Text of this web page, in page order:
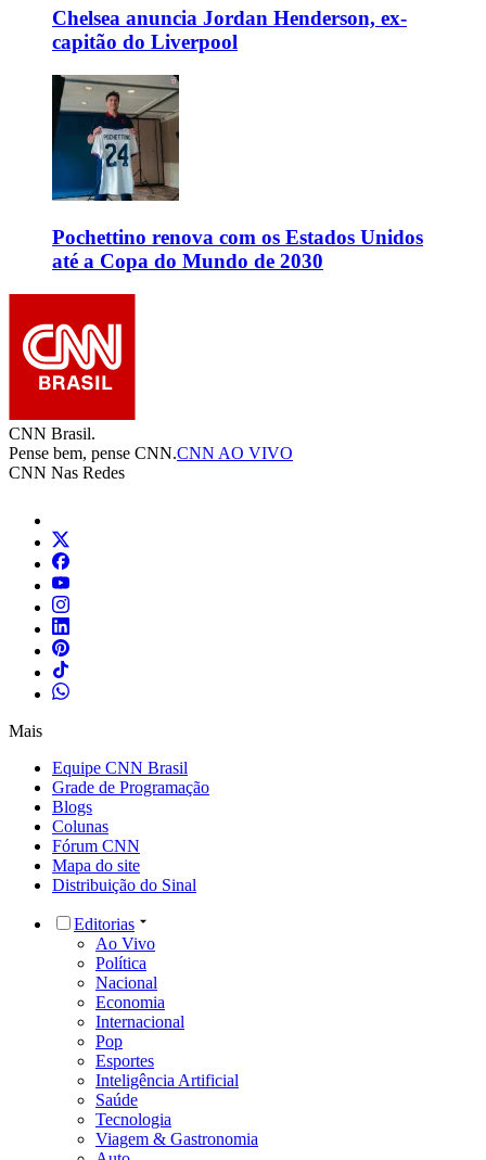
Chelsea anuncia Jordan Henderson, ex-
capitão do Liverpool
Pochettino renova com os Estados Unidos
até a Copa do Mundo de 2030
CNN Brasil.
Pense bem, pense CNN.CNN AO VIVO
CNN Nas Redes
Mais
Equipe CNN Brasil
Grade de Programação
Blogs
Colunas
Fórum CNN
Mapa do site
Distribuição do Sinal
Editorias
Ao Vivo
Política
Nacional
Economia
Internacional
Pop
Esportes
Inteligência Artificial
Saúde
Tecnologia
Viagem & Gastronomia